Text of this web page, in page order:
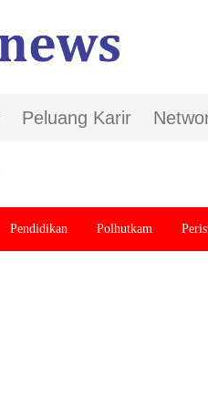
Peluang Karir
Pendidikan Polhutkam